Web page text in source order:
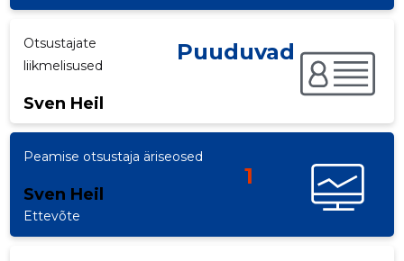
Otsustajate
liikmelisused
Sven Heil
Puuduvad
Peamise otsustaja äriseosed
Sven Heil
1
Ettevõte